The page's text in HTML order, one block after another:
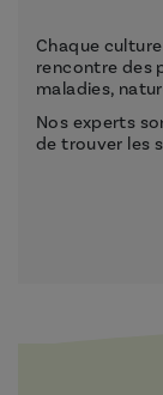
Chaque
rencontre des
maladies,
Nos experts
de trouver les